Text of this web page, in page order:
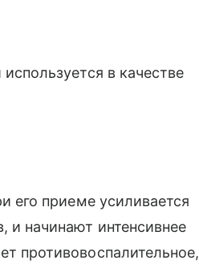
в качестве
его приеме усиливается
и начинают интенсивнее
противовоспалительное,